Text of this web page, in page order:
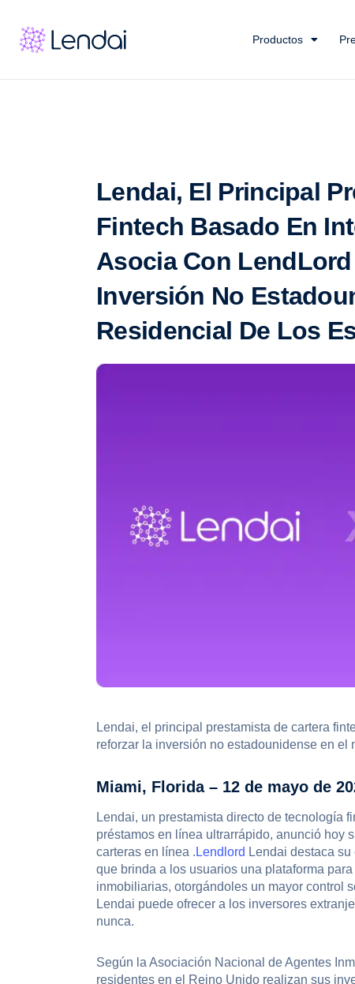
Productos
Lendai, El Principal
Fintech Basado En
Asocia Con
Inversión No
Residencial De Los
Lendai, el principal prestamista de cartera
reforzar la inversión no estadounidense en
Miami, Florida – 12 de mayo de
Lendai, un prestamista directo de tecnología
préstamos en línea ultrarrápido, anunció hoy
carteras en línea . Lendlord Lendai destaca
que brinda a los usuarios una plataforma
inmobiliarias, otorgándoles un mayor control
Lendai puede ofrecer a los inversores
nunca.
Según la Asociación Nacional de Agentes
residentes en el Reino Unido realizan sus